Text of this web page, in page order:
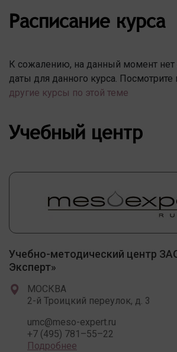
Расписание курса
К сожалению, на данный момент нет
даты для данного курса. Посмотрите
другие курсы по этой теме
Учебный центр
Учебно-методический центр
Эксперт»
МОСКВА
2-й Троицкий переулок, д. 3
umc@meso-expert.ru
+7 (495) 781–55–22
Подробнее